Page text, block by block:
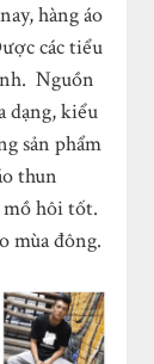
hàng áo
các tiểu
Nguồn
dạng, kiểu
sản phẩm
thun
mồ hôi tốt.
mùa đông.